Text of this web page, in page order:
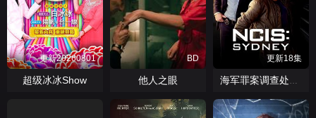
更新20260801
超级冰冰Show
BD
他人之眼
更新18集
海军罪案调查处：悉尼第三季